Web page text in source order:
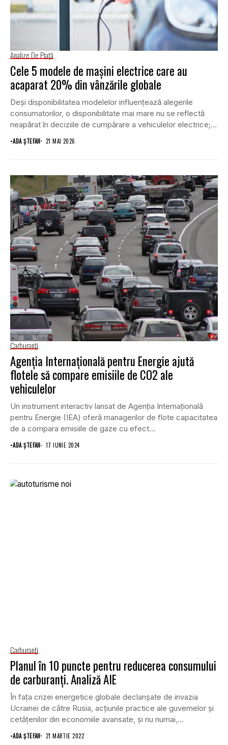
Analize De Piață
Cele 5 modele de mașini electrice care au
acaparat 20% din vânzările globale
Deși disponibilitatea modelelor influențează alegerile
consumatorilor, o disponibilitate mai mare nu se reflectă
neapărat în deciziile de cumpărare a vehiculelor electrice;
•ADA ȘTEFAN 21 MAI 2026
Carburanţi
Agenția Internațională pentru Energie ajută
flotele să compare emisiile de CO2 ale
vehiculelor
Un instrument interactiv lansat de Agenția Internațională
pentru Energie (IEA) oferă managerilor de flote capacitatea
de a compara emisiile de gaze cu efect...
•ADA ȘTEFAN 17 IUNIE 2024
Carburanţi
Planul în 10 puncte pentru reducerea consumului
de carburanți. Analiză AIE
În fața crizei energetice globale declanșate de invazia
Ucrainei de către Rusia, acțiunile practice ale guvernelor și
cetățenilor din economiile avansate, și nu numai,...
•ADA ȘTEFAN 21 MARTIE 2022